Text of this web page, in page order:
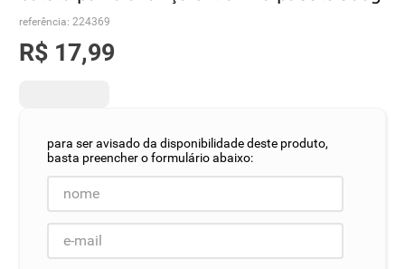
referência: 224369
R$ 17,99
5º vinhos
6º biscoito
º detergente
º macarrão
10º chocolate